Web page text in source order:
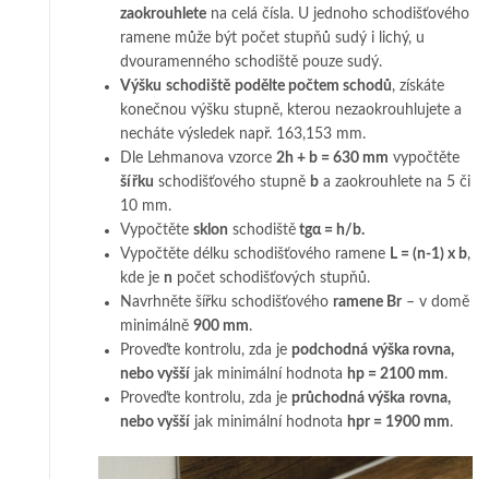
zaokrouhlete na celá čísla. U jednoho schodišťového
ramene může být počet stupňů sudý i lichý, u
dvouramenného schodiště pouze sudý.
Výšku schodiště podělte počtem schodů, získáte
konečnou výšku stupně, kterou nezaokrouhlujete a
necháte výsledek např. 163,153 mm.
Dle Lehmanova vzorce 2h + b = 630 mm vypočtěte
šířku schodišťového stupně b a zaokrouhlete na 5 či
10 mm.
Vypočtěte sklon schodiště tgα = h/b.
Vypočtěte délku schodišťového ramene L = (n-1) x b,
kde je n počet schodišťových stupňů.
Navrhněte šířku schodišťového ramene Br – v domě
minimálně 900 mm.
Proveďte kontrolu, zda je podchodná výška rovna,
nebo vyšší jak minimální hodnota hp = 2100 mm.
Proveďte kontrolu, zda je průchodná výška rovna,
nebo vyšší jak minimální hodnota hpr = 1900 mm.